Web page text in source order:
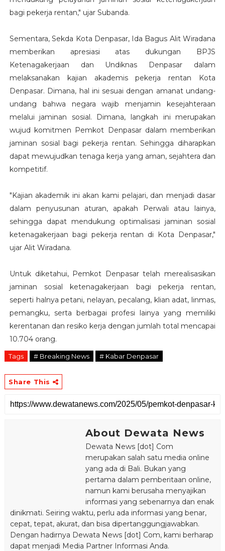
bagi pekerja rentan," ujar Subanda.
Sementara, Sekda Kota Denpasar, Ida Bagus Alit Wiradana
memberikan apresiasi atas dukungan BPJS
Ketenagakerjaan dan Undiknas Denpasar dalam
melaksanakan kajian akademis pekerja rentan Kota
Denpasar. Dimana, hal ini sesuai dengan amanat undang-
undang bahwa negara wajib menjamin kesejahteraan
melalui jaminan sosial. Dimana, langkah ini merupakan
wujud komitmen Pemkot Denpasar dalam memberikan
jaminan sosial bagi pekerja rentan. Sehingga diharapkan
dapat mewujudkan tenaga kerja yang aman, sejahtera dan
kompetitif.
"Kajian akademik ini akan kami pelajari, dan menjadi dasar
dalam penyusunan aturan, apakah Perwali atau lainya,
sehingga dapat mendukung optimalisasi jaminan sosial
ketenagakerjaan bagi pekerja rentan di Kota Denpasar,"
ujar Alit Wiradana.
Untuk diketahui, Pemkot Denpasar telah merealisasikan
jaminan sosial ketenagakerjaan bagi pekerja rentan,
seperti halnya petani, nelayan, pecalang, klian adat, linmas,
pemangku, serta berbagai profesi lainya yang memiliki
kerentanan dan resiko kerja dengan jumlah total mencapai
10.704 orang.
Tags # Breaking News # Kabar Denpasar
Share This
About Dewata News
Dewata News [dot] Com
merupakan salah satu media online
yang ada di Bali. Bukan yang
pertama dalam pemberitaan online,
namun kami berusaha menyajikan
informasi yang sebenarnya dan enak
dinikmati. Seiring waktu, perlu ada informasi yang benar,
cepat, tepat, akurat, dan bisa dipertanggungjawabkan.
Dengan hadirnya Dewata News [dot] Com, kami berharap
dapat menjadi Media Partner Informasi Anda.